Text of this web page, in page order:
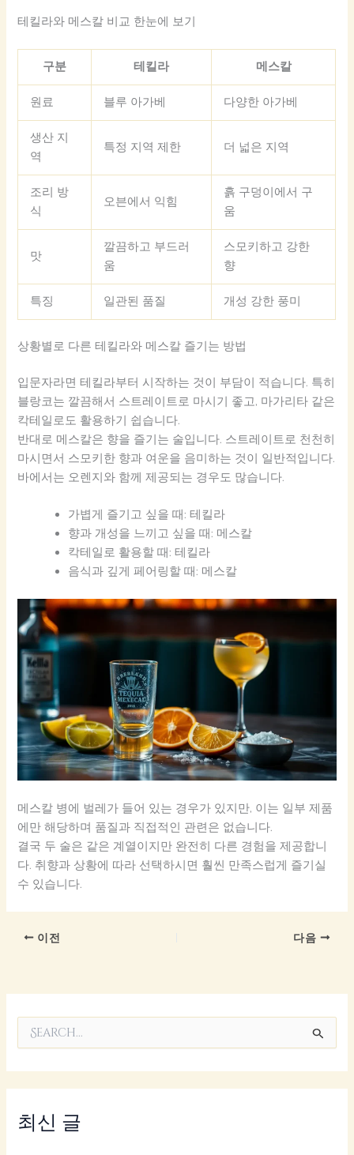
테킬라와 메스칼 비교 한눈에 보기
구분 테킬라 메스칼
원료 블루 아가베 다양한 아가베
생산 지
역
특정 지역 제한 더 넓은 지역
조리 방
식
오븐에서 익힘
흙 구덩이에서 구
움
맛
깔끔하고 부드러
움
스모키하고 강한
향
특징 일관된 품질 개성 강한 풍미
상황별로 다른 테킬라와 메스칼 즐기는 방법
입문자라면 테킬라부터 시작하는 것이 부담이 적습니다. 특히
블랑코는 깔끔해서 스트레이트로 마시기 좋고, 마가리타 같은
칵테일로도 활용하기 쉽습니다.
반대로 메스칼은 향을 즐기는 술입니다. 스트레이트로 천천히
마시면서 스모키한 향과 여운을 음미하는 것이 일반적입니다.
바에서는 오렌지와 함께 제공되는 경우도 많습니다.
가볍게 즐기고 싶을 때: 테킬라
향과 개성을 느끼고 싶을 때: 메스칼
칵테일로 활용할 때: 테킬라
음식과 깊게 페어링할 때: 메스칼
메스칼 병에 벌레가 들어 있는 경우가 있지만, 이는 일부 제품
에만 해당하며 품질과 직접적인 관련은 없습니다.
결국 두 술은 같은 계열이지만 완전히 다른 경험을 제공합니
다. 취향과 상황에 따라 선택하시면 훨씬 만족스럽게 즐기실
수 있습니다.
이전 다음
상
최신 글